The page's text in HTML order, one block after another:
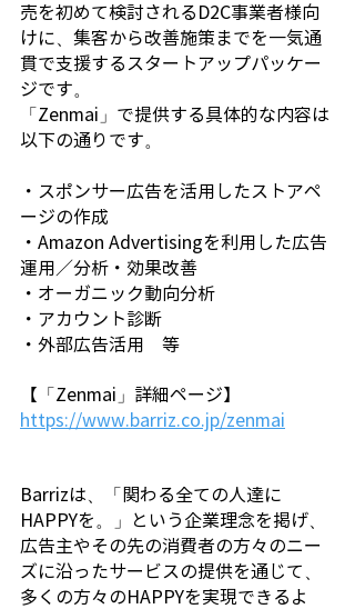
売を初めて検討されるD2C事業者様向
けに、集客から改善施策までを一気通
貫で支援するスタートアップパッケー
ジです。
「Zenmai」で提供する具体的な内容は
以下の通りです。
・スポンサー広告を活用したストアペ
ージの作成
・Amazon Advertisingを利用した広告
運用／分析・効果改善
・オーガニック動向分析
・アカウント診断
・外部広告活用　等
【「Zenmai」詳細ページ】
https://www.barriz.co.jp/zenmai
Barrizは、「関わる全ての人達に
HAPPYを。」という企業理念を掲げ、
広告主やその先の消費者の方々のニー
ズに沿ったサービスの提供を通じて、
多くの方々のHAPPYを実現できるよ